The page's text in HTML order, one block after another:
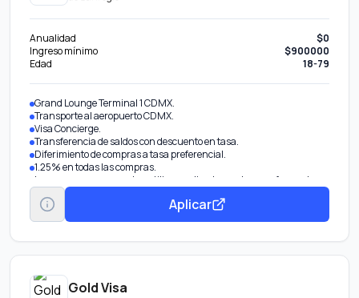
Anualidad
$0
Ingreso mínimo
$900000
Edad
18-79
Grand Lounge Terminal 1 CDMX.
Transporte al aeropuerto CDMX.
Visa Concierge.
Transferencia de saldos con descuento en tasa.
Diferimiento de compras a tasa preferencial.
1.25% en todas las compras.
Las recompensas pueden utilizarse directamente como forma de
pago en terminales y compras en línea.
Aplicar
Gold Visa